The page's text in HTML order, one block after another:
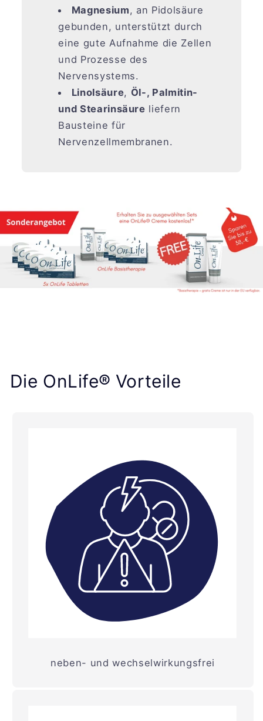
Magnesium, an Pidolsäure
gebunden, unterstützt durch
eine gute Aufnahme die Zellen
und Prozesse des
Nervensystems.
Linolsäure, Öl-, Palmitin-
und Stearinsäure liefern
Bausteine für
Nervenzellmembranen.
Die OnLife® Vorteile
neben- und wechselwirkungsfrei